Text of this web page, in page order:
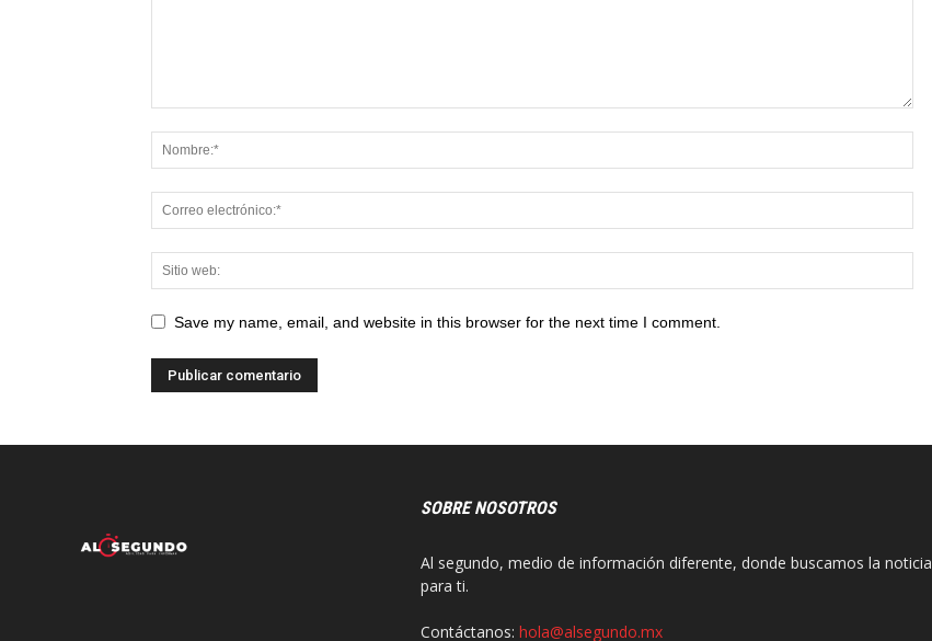
Save my name, email, and website in this browser for the next time I comment.
SOBRE NOSOTROS
Al segundo, medio de información diferente, donde buscamos la noticia
para ti.
Contáctanos: hola@alsegundo.mx